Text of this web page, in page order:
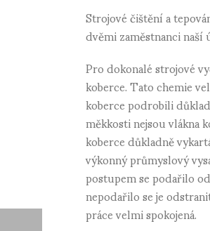
Strojové čištění a
dvěmi zaměstnanci
Pro dokonalé strojové
koberce. Tato chemie
koberce podrobili
měkkosti nejsou vlákna
koberce důkladně
výkonný průmyslový
postupem se podařilo
nepodařilo se je
práce velmi spokojená.